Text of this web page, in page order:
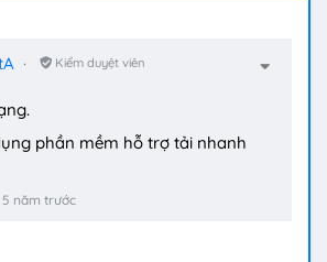
Kiểm duyệt viên
phần mềm hỗ trợ tải nhanh
5 năm trước